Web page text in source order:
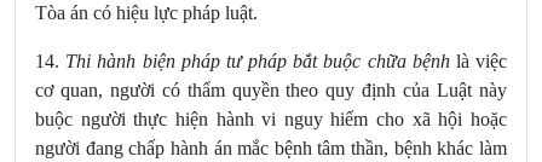
Tòa án có hiệu lực pháp luật.
14. Thi hành biện pháp tư pháp bắt buộc chữa bệnhlà việc
cơ quan, người có thẩm quyền theo quy định của Luật này
buộc người thực hiện hành vi nguy hiểm cho xã hội hoặc
người đang chấp hành án mắc bệnh tâm thần, bệnh khác làm